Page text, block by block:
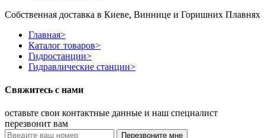
Собственная доставка в Киеве, Виннице и Горишних Плавнях
Главная>
Каталог товаров>
Гидростанции>
Гидравлические станции>
Свяжитесь с нами
оставьте свои контактные данные и наш специалист
перезвонит вам